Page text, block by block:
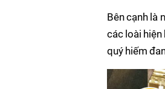
Bên cạnh là
các loài hiện
quý hiếm